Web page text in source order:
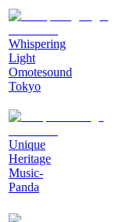
Whispering
Light
Omotesound
Tokyo
Unique
Heritage
Music-
Panda